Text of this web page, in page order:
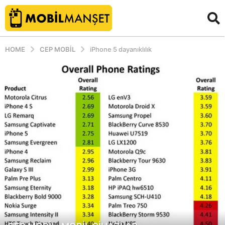
HOME CEP MOBIL iPhone 5 dayanıklılık